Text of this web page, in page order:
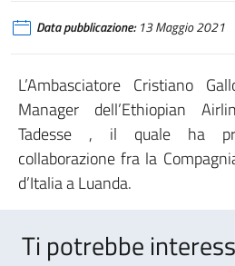
Data pubblicazione:13 Maggio 2021
L’Ambasciatore Cristiano
Manager dell’Ethiopian
Tadesse , il quale ha
collaborazione fra la
d’Italia a Luanda.
Ti potrebbe